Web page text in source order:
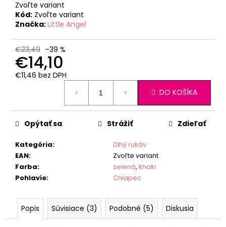
Zvoľte variant
Kód: Zvoľte variant
Značka:Little Angel
€23,49 –39 %
€14,10
€11,46 bez DPH
DO KOŠÍKA
Kategória:
Dlhý rukáv
EAN:
Zvoľte variant
Farba: zelená, khaki
Pohlavie: Chlapec
Opýtať sa Strážiť Zdieľať
Popis Súvisiace (3) Podobné (5) Diskusia